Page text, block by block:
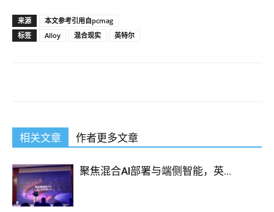
来源
本文参考引用自pcmag
标签
Alloy 混合现实 英特尔
相关文章 作者更多文章
聚焦混合AI部署与端侧智能，英...